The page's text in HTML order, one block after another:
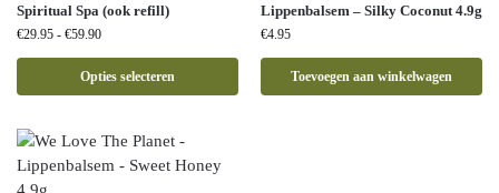
Spiritual Spa (ook refill)
€29.95 - €59.90
Opties selecteren
Lippenbalsem – Silky Coconut 4.9g
€4.95
Toevoegen aan winkelwagen